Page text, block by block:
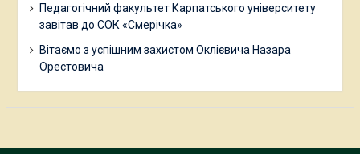
Педагогічний факультет Карпатського університету
завітав до СОК «Смерічка»
Вітаємо з успішним захистом Оклієвича Назара
Орестовича